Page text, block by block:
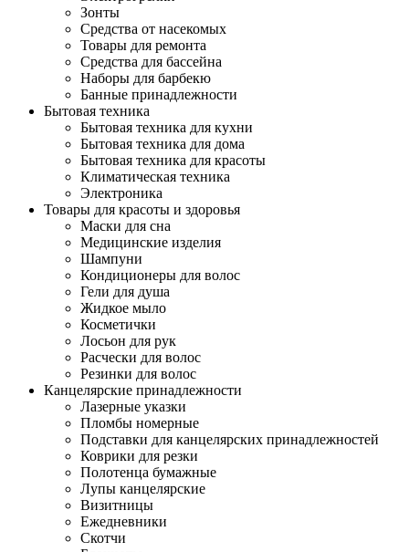
Зонты
Средства от насекомых
Товары для ремонта
Средства для бассейна
Наборы для барбекю
Банные принадлежности
Бытовая техника
Бытовая техника для кухни
Бытовая техника для дома
Бытовая техника для красоты
Климатическая техника
Электроника
Товары для красоты и здоровья
Маски для сна
Медицинские изделия
Шампуни
Кондиционеры для волос
Гели для душа
Жидкое мыло
Косметички
Лосьон для рук
Расчески для волос
Резинки для волос
Канцелярские принадлежности
Лазерные указки
Пломбы номерные
Подставки для канцелярских принадлежностей
Коврики для резки
Полотенца бумажные
Лупы канцелярские
Визитницы
Ежедневники
Скотчи